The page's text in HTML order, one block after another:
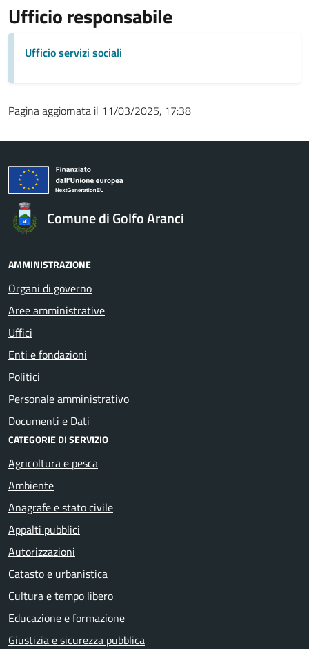
Ufficio responsabile
Ufficio servizi sociali
Pagina aggiornata il 11/03/2025, 17:38
Comune di Golfo Aranci
AMMINISTRAZIONE
Organi di governo
Aree amministrative
Uffici
Enti e fondazioni
Politici
Personale amministrativo
Documenti e Dati
CATEGORIE DI SERVIZIO
Agricoltura e pesca
Ambiente
Anagrafe e stato civile
Appalti pubblici
Autorizzazioni
Catasto e urbanistica
Cultura e tempo libero
Educazione e formazione
Giustizia e sicurezza pubblica